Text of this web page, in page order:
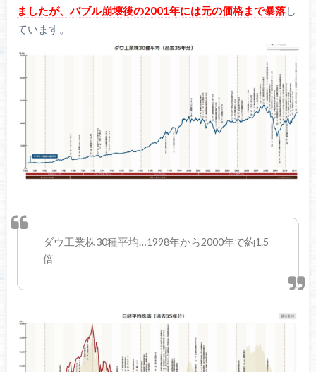
ましたが、バブル崩壊後の2001年には元の価格まで暴落し
ています。
ダウ工業株30種平均…1998年から2000年で約1.5
倍